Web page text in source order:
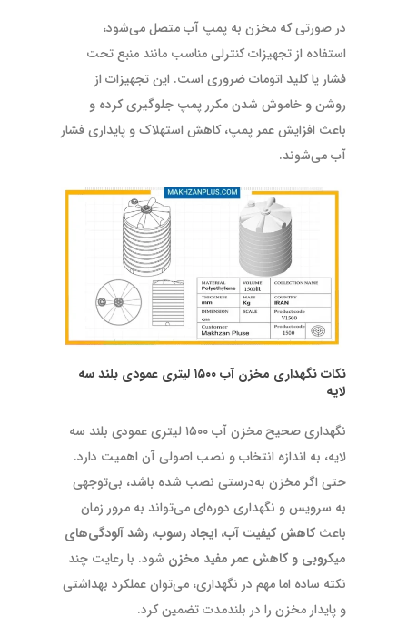
در صورتی که مخزن به پمپ آب متصل می‌شود،
استفاده از تجهیزات کنترلی مناسب مانند منبع تحت
فشار یا کلید اتومات ضروری است. این تجهیزات از
روشن و خاموش شدن مکرر پمپ جلوگیری کرده و
باعث افزایش عمر پمپ، کاهش استهلاک و پایداری فشار
آب می‌شوند.
نکات نگهداری مخزن آب ۱۵۰۰ لیتری عمودی بلند سه
لایه
نگهداری صحیح مخزن آب ۱۵۰۰ لیتری عمودی بلند سه
لایه، به اندازه انتخاب و نصب اصولی آن اهمیت دارد.
حتی اگر مخزن به‌درستی نصب شده باشد، بی‌توجهی
به سرویس و نگهداری دوره‌ای می‌تواند به مرور زمان
باعث کاهش کیفیت آب، ایجاد رسوب، رشد آلودگی‌های
میکروبی و کاهش عمر مفید مخزن شود. با رعایت چند
نکته ساده اما مهم در نگهداری، می‌توان عملکرد بهداشتی
و پایدار مخزن را در بلندمدت تضمین کرد.